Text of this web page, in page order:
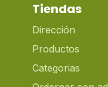
Tiendas
Dirección
Productos
Categorias